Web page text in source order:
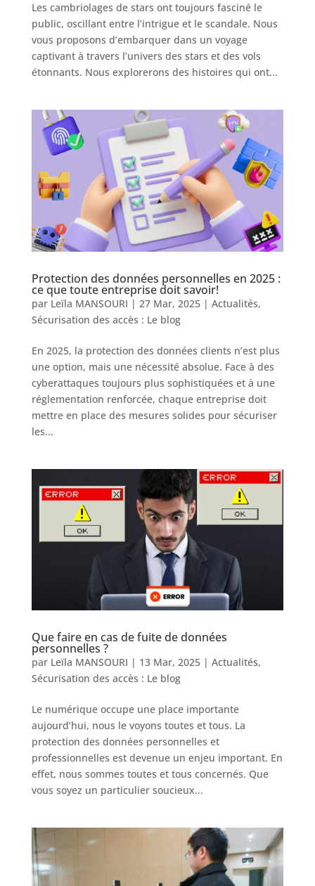
Les cambriolages de stars ont toujours fasciné le
public, oscillant entre l’intrigue et le scandale. Nous
vous proposons d’embarquer dans un voyage
captivant à travers l’univers des stars et des vols
étonnants. Nous explorerons des histoires qui ont...
Protection des données personnelles en 2025 :
ce que toute entreprise doit savoir!
par Leïla MANSOURI | 27 Mar, 2025| Actualités,
Sécurisation des accès : Le blog
En 2025, la protection des données clients n’est plus
une option, mais une nécessité absolue. Face à des
cyberattaques toujours plus sophistiquées et à une
réglementation renforcée, chaque entreprise doit
mettre en place des mesures solides pour sécuriser
les...
Que faire en cas de fuite de données
personnelles ?
par Leïla MANSOURI | 13 Mar, 2025| Actualités,
Sécurisation des accès : Le blog
Le numérique occupe une place importante
aujourd’hui, nous le voyons toutes et tous. La
protection des données personnelles et
professionnelles est devenue un enjeu important. En
effet, nous sommes toutes et tous concernés. Que
vous soyez un particulier soucieux...